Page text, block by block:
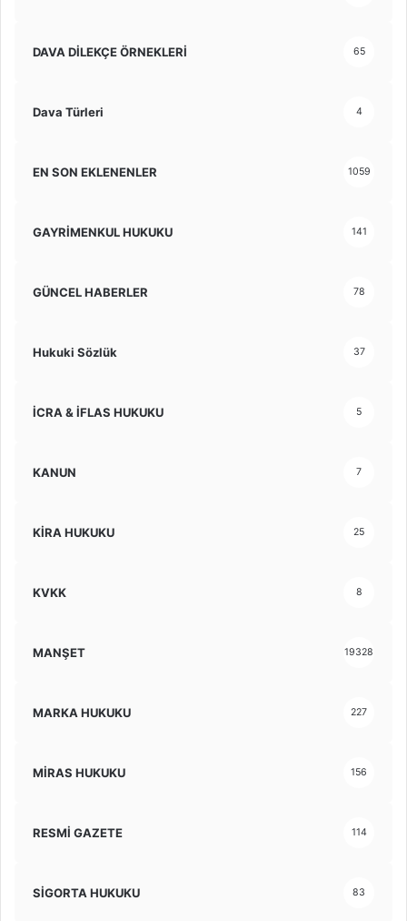
DAVA DİLEKÇE ÖRNEKLERİ 65
Dava Türleri 4
EN SON EKLENENLER 1059
GAYRİMENKUL HUKUKU 141
GÜNCEL HABERLER 78
Hukuki Sözlük 37
İCRA & İFLAS HUKUKU 5
KANUN 7
KİRA HUKUKU 25
KVKK 8
MANŞET 19328
MARKA HUKUKU 227
MİRAS HUKUKU 156
RESMİ GAZETE 114
SİGORTA HUKUKU 83